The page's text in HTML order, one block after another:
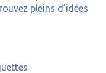
pleins d’idées